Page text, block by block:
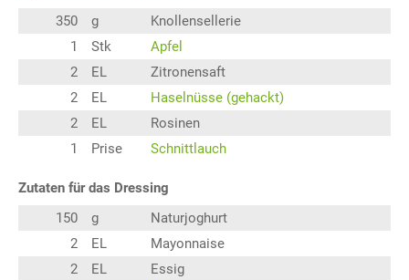
350 g
Knollensellerie
1
Stk
Apfel
2
EL
Zitronensaft
2
EL
Haselnüsse (gehackt)
2
EL
Rosinen
1
Prise Schnittlauch
Zutaten für das Dressing
150
g
Naturjoghurt
2
EL
Mayonnaise
2
EL
Essig